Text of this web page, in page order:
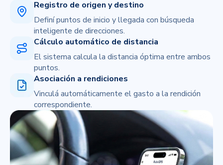
Registro de origen y destino
Definí puntos de inicio y llegada con búsqueda
inteligente de direcciones.
Cálculo automático de distancia
El sistema calcula la distancia óptima entre ambos
puntos.
Asociación a rendiciones
Vinculá automáticamente el gasto a la rendición
correspondiente.